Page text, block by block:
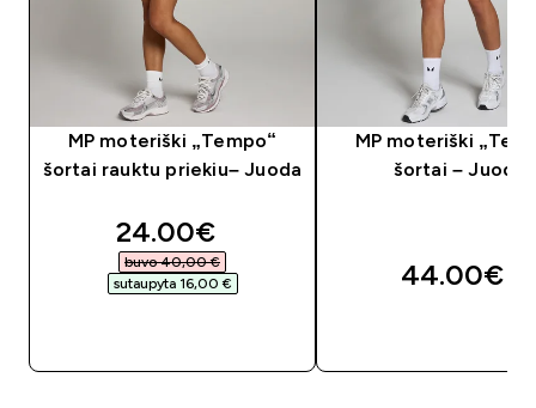
MP moteriški „Tempo“
šortai rauktu priekiu– Juoda
discounted price
24.00€‎
buvo 40,00 €‎
sutaupyta 16,00 €‎
MP moteriški
šortai – Juoda
44.00€‎